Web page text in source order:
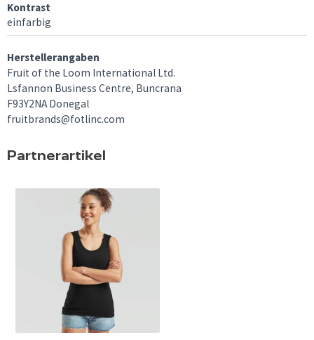
Kontrast
einfarbig
Herstellerangaben
Fruit of the Loom International Ltd.
Lsfannon Business Centre, Buncrana
F93Y2NA Donegal
fruitbrands@fotlinc.com
Partnerartikel